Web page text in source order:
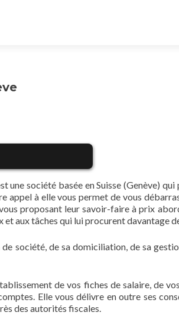
une société basée en Suisse (Genève)
à elle vous permet de vous
proposant leur savoir-faire à prix
et aux tâches qui lui procurent davantage
société, de sa domiciliation, de sa
de vos fiches de salaire, de
Elle vous délivre en outre ses
des autorités fiscales.